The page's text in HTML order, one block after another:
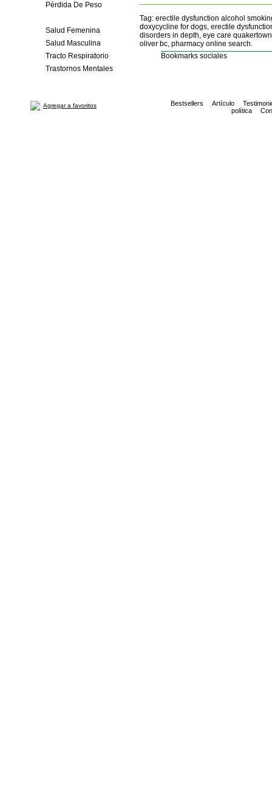
Pérdida De Peso
Salud Femenina
Salud Masculina
Tracto Respiratorio
Trastornos Mentales
Tag: erectile dysfunction alcohol
doxycycline for dogs, erectile
disorders in depth, eye care
oliver bc, pharmacy online search.
Bookmarks sociales
Agregar a favoritos Bestsellers Artículo
política